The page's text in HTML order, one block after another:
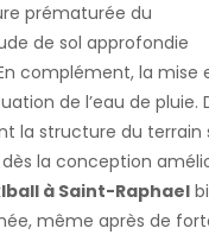
prématurée du
de sol approfondie
complément, la mise
de l’eau de pluie.
la structure du terrain
la conception
à Saint-Raphael
même après de